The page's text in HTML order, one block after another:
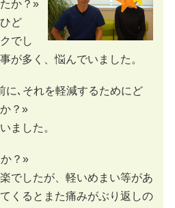
か？»
ど
でし
が多く、悩んでいました。
に､それを軽減するためにど
？»
ました。
？»
でしたが、軽いめまい等があ
くるとまた痛みがぶり返しの